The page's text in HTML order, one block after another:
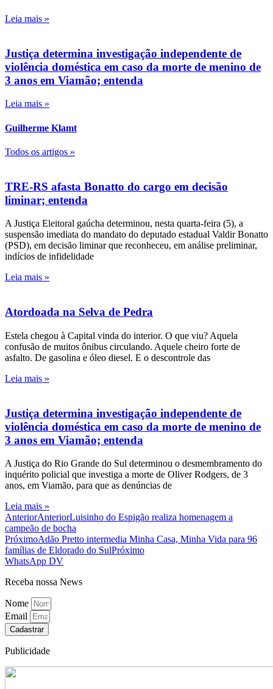
Leia mais »
Justiça determina investigação independente de
violência doméstica em caso da morte de menino de
3 anos em Viamão; entenda
Leia mais »
Guilherme Klamt
Todos os artigos »
TRE-RS afasta Bonatto do cargo em decisão
liminar; entenda
A Justiça Eleitoral gaúcha determinou, nesta quarta-feira (5), a
suspensão imediata do mandato do deputado estadual Valdir Bonatto
(PSD), em decisão liminar que reconheceu, em análise preliminar,
indícios de infidelidade
Leia mais »
Atordoada na Selva de Pedra
Estela chegou à Capital vinda do interior. O que viu? Aquela
confusão de muitos ônibus circulando. Aquele cheiro forte de
asfalto. De gasolina e óleo diesel. E o descontrole das
Leia mais »
Justiça determina investigação independente de
violência doméstica em caso da morte de menino de
3 anos em Viamão; entenda
A Justiça do Rio Grande do Sul determinou o desmembramento do
inquérito policial que investiga a morte de Oliver Rodgers, de 3
anos, em Viamão, para que as denúncias de
Leia mais »
AnteriorAnteriorLuisinho do Espigão realiza homenagem a
campeão de bocha
PróximoAdão Pretto intermedia Minha Casa, Minha Vida para 96
famílias de Eldorado do SulPróximo
WhatsApp DV
Receba nossa News
Nome
Email
Cadastrar
Publicidade